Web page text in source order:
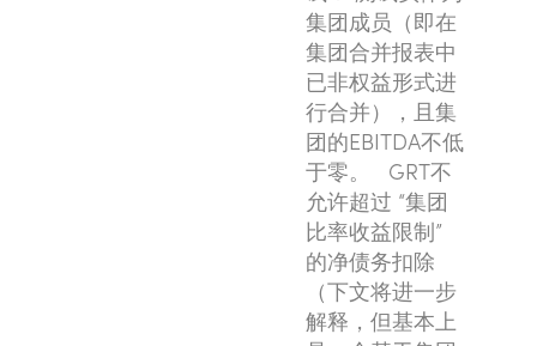
集团成员（即在
集团合并报表中
已非权益形式进
行合并），且集
团的EBITDA不低
于零。 GRT不
允许超过 “集团
比率收益限制”
的净债务扣除
（下文将进一步
解释，但基本上